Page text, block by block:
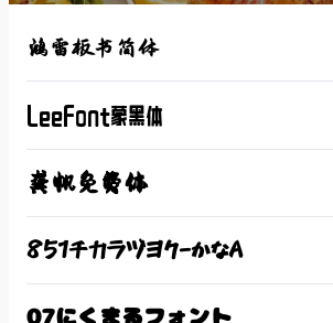
鸿雷板书简体
LeeFont蒙黑体
龚帆免费体
851チカラヅヨク-かなA
07にくまるフォント